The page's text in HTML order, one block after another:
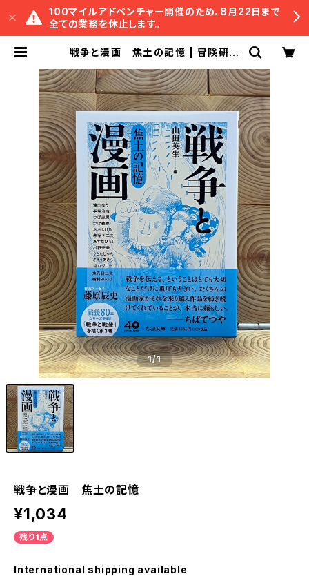
100マイルアドベンチャー開催のため、8月22日まで
全ての業務を休止します。
戦争と漫画 焦土の記憶 | 冒険研究
1/1
戦争と漫画 焦土の記憶
¥1,034
残り1点
International shipping available